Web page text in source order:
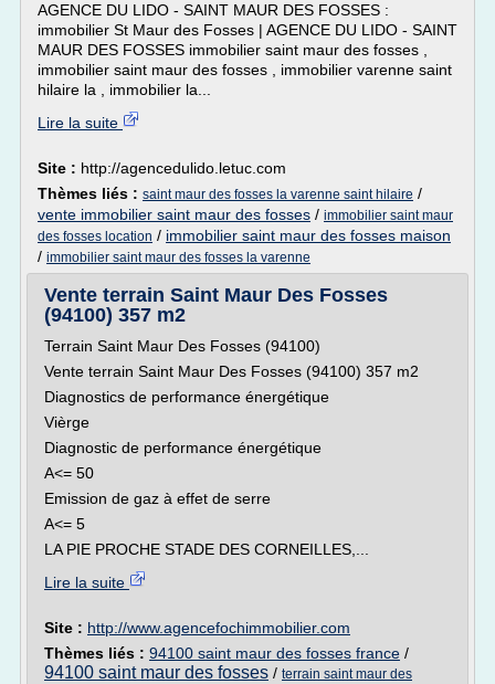
AGENCE DU LIDO - SAINT MAUR DES FOSSES :
immobilier St Maur des Fosses | AGENCE DU LIDO - SAINT
MAUR DES FOSSES immobilier saint maur des fosses ,
immobilier saint maur des fosses , immobilier varenne saint
hilaire la , immobilier la...
Lire la suite
Site : http://agencedulido.letuc.com
Thèmes liés : saint maur des fosses la varenne saint hilaire /
vente immobilier saint maur des fosses / immobilier saint maur
des fosses location / immobilier saint maur des fosses maison
/ immobilier saint maur des fosses la varenne
Vente terrain Saint Maur Des Fosses
(94100) 357 m2
Terrain Saint Maur Des Fosses (94100)
Vente terrain Saint Maur Des Fosses (94100) 357 m2
Diagnostics de performance énergétique
Vièrge
Diagnostic de performance énergétique
A<= 50
Emission de gaz à effet de serre
A<= 5
LA PIE PROCHE STADE DES CORNEILLES,...
Lire la suite
Site : http://www.agencefochimmobilier.com
Thèmes liés : 94100 saint maur des fosses france /
94100 saint maur des fosses / terrain saint maur des